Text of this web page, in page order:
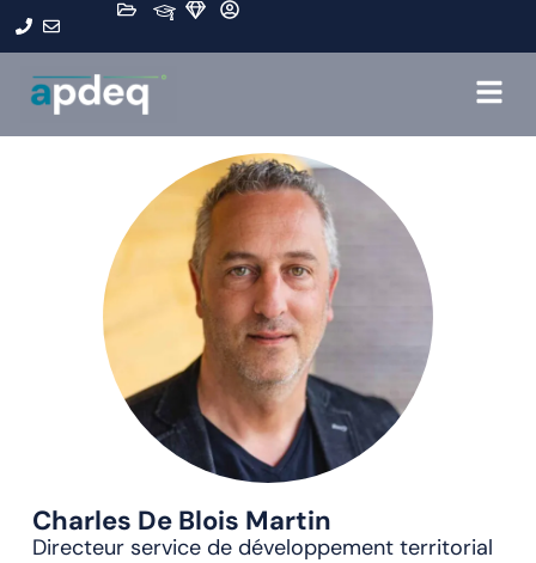
Charles De Blois Martin
Directeur service de développement territorial